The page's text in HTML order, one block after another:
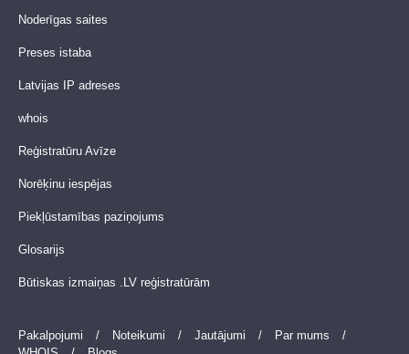
Noderīgas saites
Preses istaba
Latvijas IP adreses
whois
Reģistratūru Avīze
Norēķinu iespējas
Piekļūstamības paziņojums
Glosarijs
Būtiskas izmaiņas .LV reģistratūrām
Pakalpojumi / Noteikumi / Jautājumi / Par mums
/